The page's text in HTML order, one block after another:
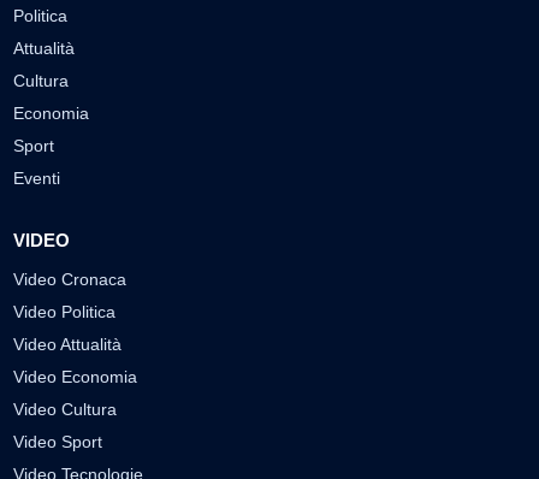
Politica
Attualità
Cultura
Economia
Sport
Eventi
VIDEO
Video Cronaca
Video Politica
Video Attualità
Video Economia
Video Cultura
Video Sport
Video Tecnologie